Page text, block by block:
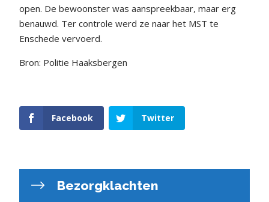
open. De bewoonster was aanspreekbaar, maar erg
benauwd. Ter controle werd ze naar het MST te
Enschede vervoerd.
Bron: Politie Haaksbergen
Facebook Twitter
Bezorgklachten